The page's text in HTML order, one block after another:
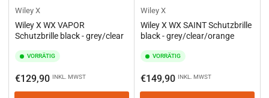
Wiley X
Wiley X WX VAPOR
Schutzbrille black - grey/clear
VORRÄTIG
Normaler
Preis
€129,90 INKL. MWST
Wiley X
Wiley X WX SAINT Schutzbrille
black - grey/clear/orange
VORRÄTIG
Normaler
Preis
€149,90 INKL. MWST